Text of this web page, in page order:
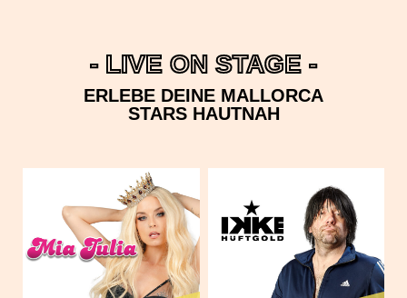
- LIVE ON STAGE -
ERLEBE DEINE MALLORCA
STARS HAUTNAH